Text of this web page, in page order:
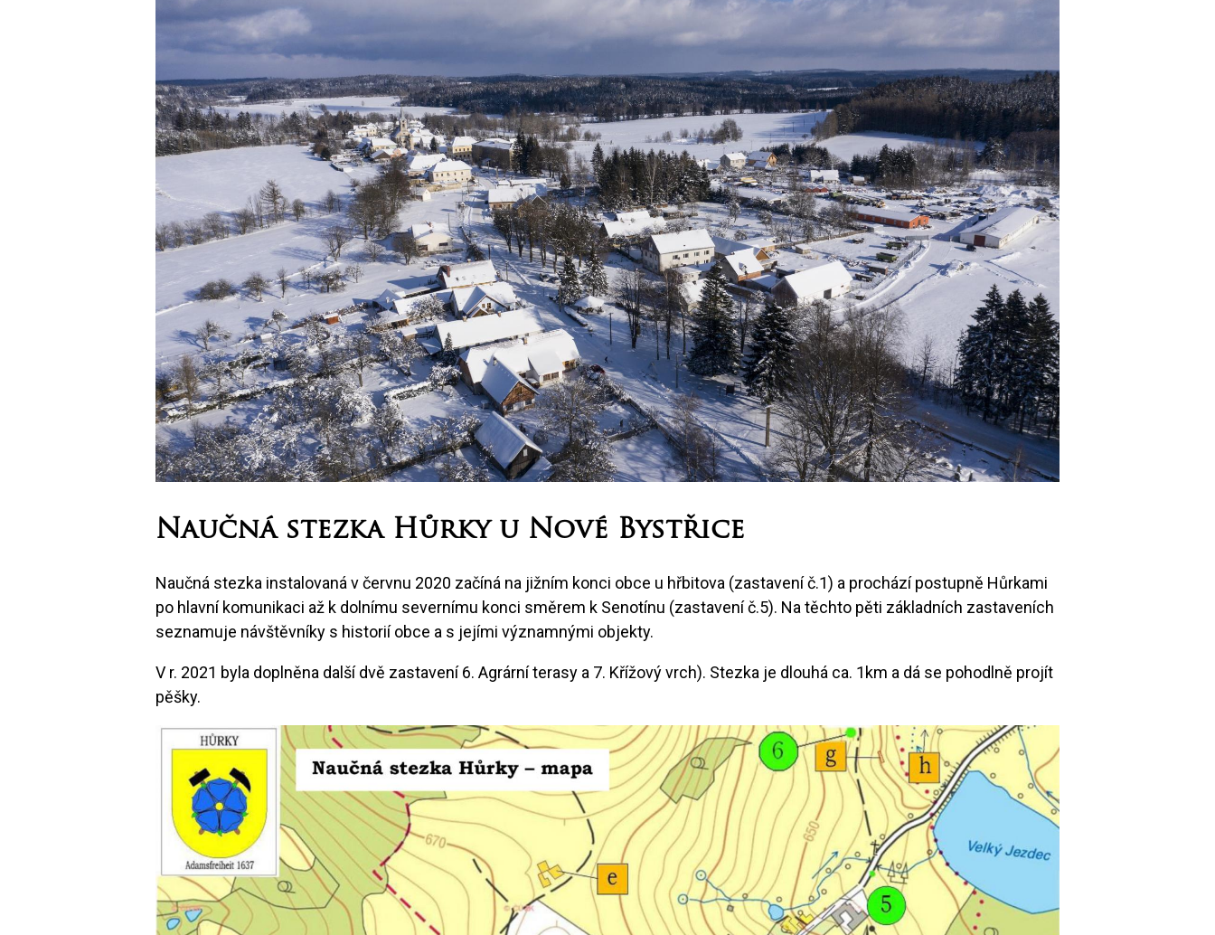
Naučná stezka Hůrky u Nové Bystřice
Naučná stezka instalovaná v červnu 2020 začíná na jižním konci obce u hřbitova (zastavení č.1) a prochází postupně Hůrkami
po hlavní komunikaci až k dolnímu severnímu konci směrem k Senotínu (zastavení č.5). Na těchto pěti základních zastaveních
seznamuje návštěvníky s historií obce a s jejími významnými objekty.
V r. 2021 byla doplněna další dvě zastavení 6. Agrární terasy a 7. Křížový vrch). Stezka je dlouhá ca. 1km a dá se pohodlně projít
pěšky.